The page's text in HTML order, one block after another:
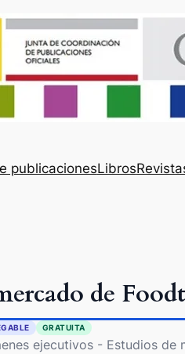
publicacionesLibros
de
GRATUITA
ejecutivos - Estudios de